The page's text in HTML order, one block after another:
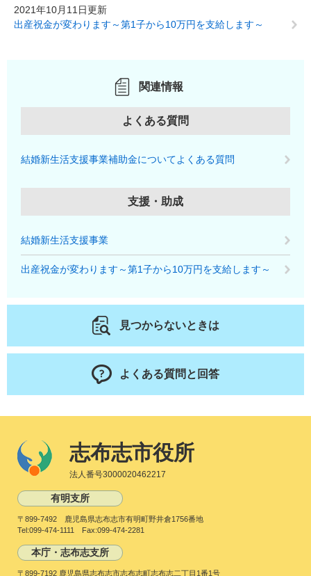
2021年10月11日更新
出産祝金が変わります～第1子から10万円を支給します～
関連情報
よくある質問
結婚新生活支援事業補助金についてよくある質問
支援・助成
結婚新生活支援事業
出産祝金が変わります～第1子から10万円を支給します～
見つからないときは
よくある質問と回答
志布志市役所
法人番号3000020462217
有明支所
〒899-7492 鹿児島県志布志市有明町野井倉1756番地
Tel:099-474-1111 Fax:099-474-2281
本庁・志布志支所
〒899-7192 鹿児島県志布志市志布志町志布志二丁目1番1号